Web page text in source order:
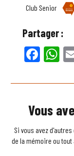
Club Senior
Partager :
Vous
Si vous avez
de la mémoire ou